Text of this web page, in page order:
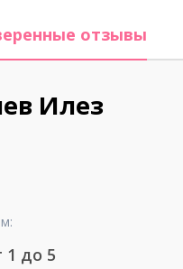
отзывы
Илез
1 до 5